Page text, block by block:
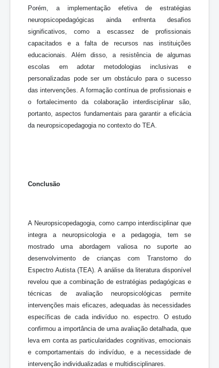
Porém, a implementação efetiva de estratégias
neuropsicopedagógicas ainda enfrenta desafios
significativos, como a escassez de profissionais
capacitados e a falta de recursos nas instituições
educacionais. Além disso, a resistência de algumas
escolas em adotar metodologias inclusivas e
personalizadas pode ser um obstáculo para o sucesso
das intervenções. A formação contínua de profissionais e
o fortalecimento da colaboração interdisciplinar são,
portanto, aspectos fundamentais para garantir a eficácia
da neuropsicopedagogia no contexto do TEA.
Conclusão
A Neuropsicopedagogia, como campo interdisciplinar que
integra a neuropsicologia e a pedagogia, tem se
mostrado uma abordagem valiosa no suporte ao
desenvolvimento de crianças com Transtorno do
Espectro Autista (TEA). A análise da literatura disponível
revelou que a combinação de estratégias pedagógicas e
técnicas de avaliação neuropsicológicas permite
intervenções mais eficazes, adequadas às necessidades
específicas de cada indivíduo no. espectro. O estudo
confirmou a importância de uma avaliação detalhada, que
leva em conta as particularidades cognitivas, emocionais
e comportamentais do indivíduo, e a necessidade de
intervenção individualizadas e multidisciplinares.